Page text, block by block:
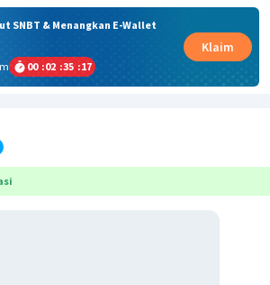
SNBT & Menangkan E-Wallet
00 :02 :35 :16
Klaim